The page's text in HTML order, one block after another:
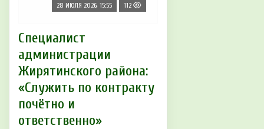
28 ИЮЛЯ 2026, 15:55 112
Специалист
администрации
Жирятинского района:
«Служить по контракту
почётно и
ответственно»